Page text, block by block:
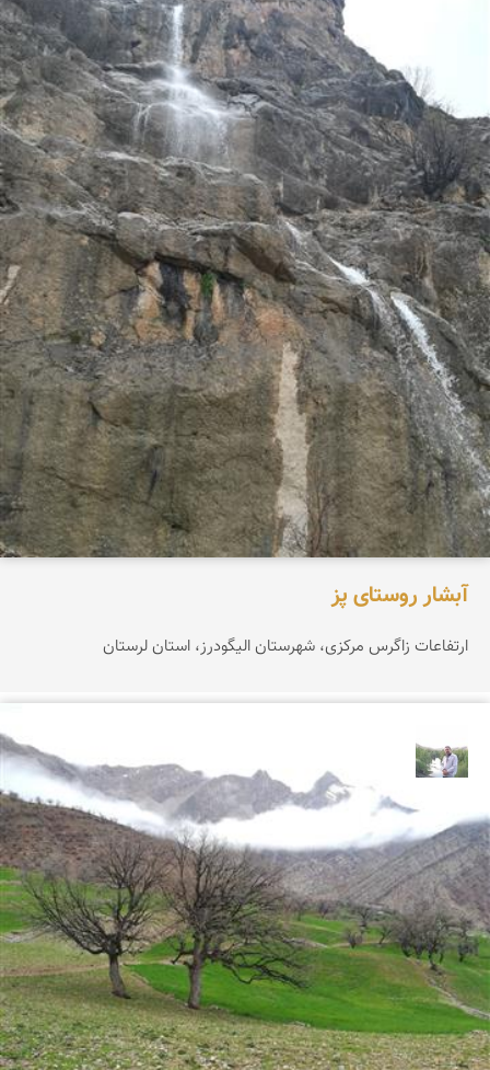
آبشار روستای پز
ارتفاعات زاگرس مرکزی، شهرستان الیگودرز، استان لرستان